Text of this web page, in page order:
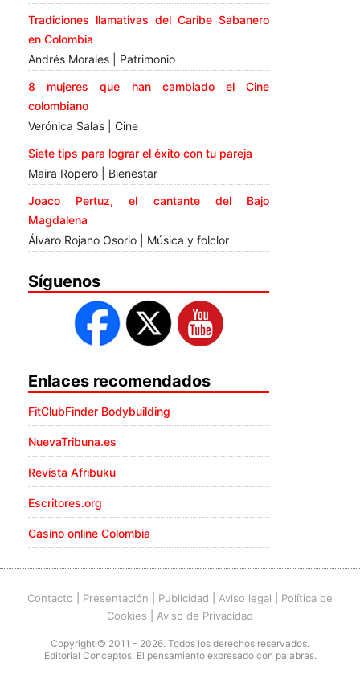
Tradiciones llamativas del Caribe Sabanero
en Colombia
Andrés Morales | Patrimonio
8 mujeres que han cambiado el Cine
colombiano
Verónica Salas | Cine
Siete tips para lograr el éxito con tu pareja
Maira Ropero | Bienestar
Joaco Pertuz, el cantante del Bajo
Magdalena
Álvaro Rojano Osorio | Música y folclor
Síguenos
Enlaces recomendados
FitClubFinder Bodybuilding
NuevaTribuna.es
Revista Afribuku
Escritores.org
Casino online Colombia
Contacto Presentación Publicidad Aviso legal
Política de
Cookies
Aviso de Privacidad
Copyright © 2011 - 2026. Todos los derechos reservados.
Editorial Conceptos. El pensamiento expresado con palabras.